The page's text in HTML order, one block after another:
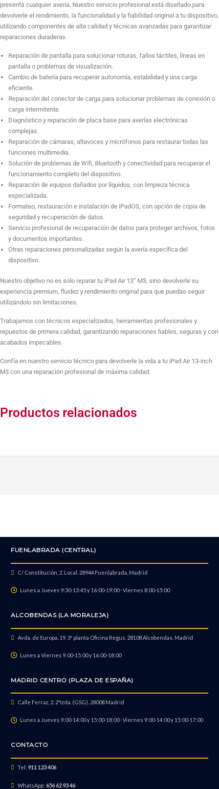
presenta cualquier avería. Nuestro servicio profesional está diseñado para
devolverle el rendimiento, la funcionalidad y la fiabilidad original a tu dispositivo,
utilizando componentes de alta calidad y técnicas avanzadas para garantizar
reparaciones duraderas.
Reparación de pantalla para solucionar roturas, fallos táctiles, líneas en
pantalla o problemas de visualización.
Cambio de batería para recuperar autonomía, estabilidad y una carga
eficiente.
Reparación del conector de carga para solucionar problemas de conexión o
carga intermitente.
Diagnóstico y reparación de placa base para averías electrónicas
complejas.
Reparación de cámaras, altavoces y micrófonos para restaurar todas las
funciones multimedia.
Solución de problemas de Wifi, Bluetooth y conectividad para recuperar el
funcionamiento completo del dispositivo.
Reparación de equipos dañados por líquidos, con limpieza técnica
especializada.
Formateo, restauración e instalación de iPadOS, con opción de copia de
seguridad y recuperación de datos.
Servicio profesional de recuperación de datos para proteger archivos, fotos
y documentos importantes.
Otras reparaciones personalizadas según la avería específica del
dispositivo.
Nuestro objetivo no es solo reparar tu iPad Air 13” M3, sino devolverle su
experiencia premium, fluidez y rendimiento original para que puedas seguir
utilizándolo sin limitaciones.
Trabajamos con técnicos especializados, herramientas profesionales y
repuestos de primera calidad, garantizando reparaciones fiables, seguras y con
acabados impecables.
Confía en nuestro servicio técnico para devolverle la vida a tu iPad Air 13-inch
M3 con una reparación profesional de máxima calidad.
Productos relacionados
FUENLABRADA (CENTRAL)
C/ Constitución, 2. Local. 28944 Fuenlabrada, Madrid
Lunes a Jueves 9:30-13:45 y 16:00-19:00 · Viernes 8:00-15:00
ALCOBENDAS (LA MORALEJA)
Avda. de Europa, 19, 3ª planta Oficina Regus. 28108 Alcobendas, Madrid
Lunes a Viernes 9:00-15:00 y 16:00-18:00
MADRID CENTRO (PLAZA DE ESPAÑA)
Calle Ferraz, 2. 2ºIzda. (GSG). 28008 Madrid
Lunes a Jueves 9:00-14:00 y 15:00-18:00 · Viernes 9:00-14:00 y 15:00-17:00
CONTACTO
Tel: 911 123 406
WhatsApp: 656 62 93 46